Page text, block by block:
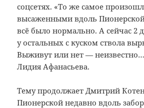
соцсетях. «То же самое
высаженными вдоль
всё было нормально. А сейчас 2
у остальных с куском ствола
Выживут или нет —
Лидия Афанасьева.
Тему продолжает Дмитрий
Пионерской недавно вдоль